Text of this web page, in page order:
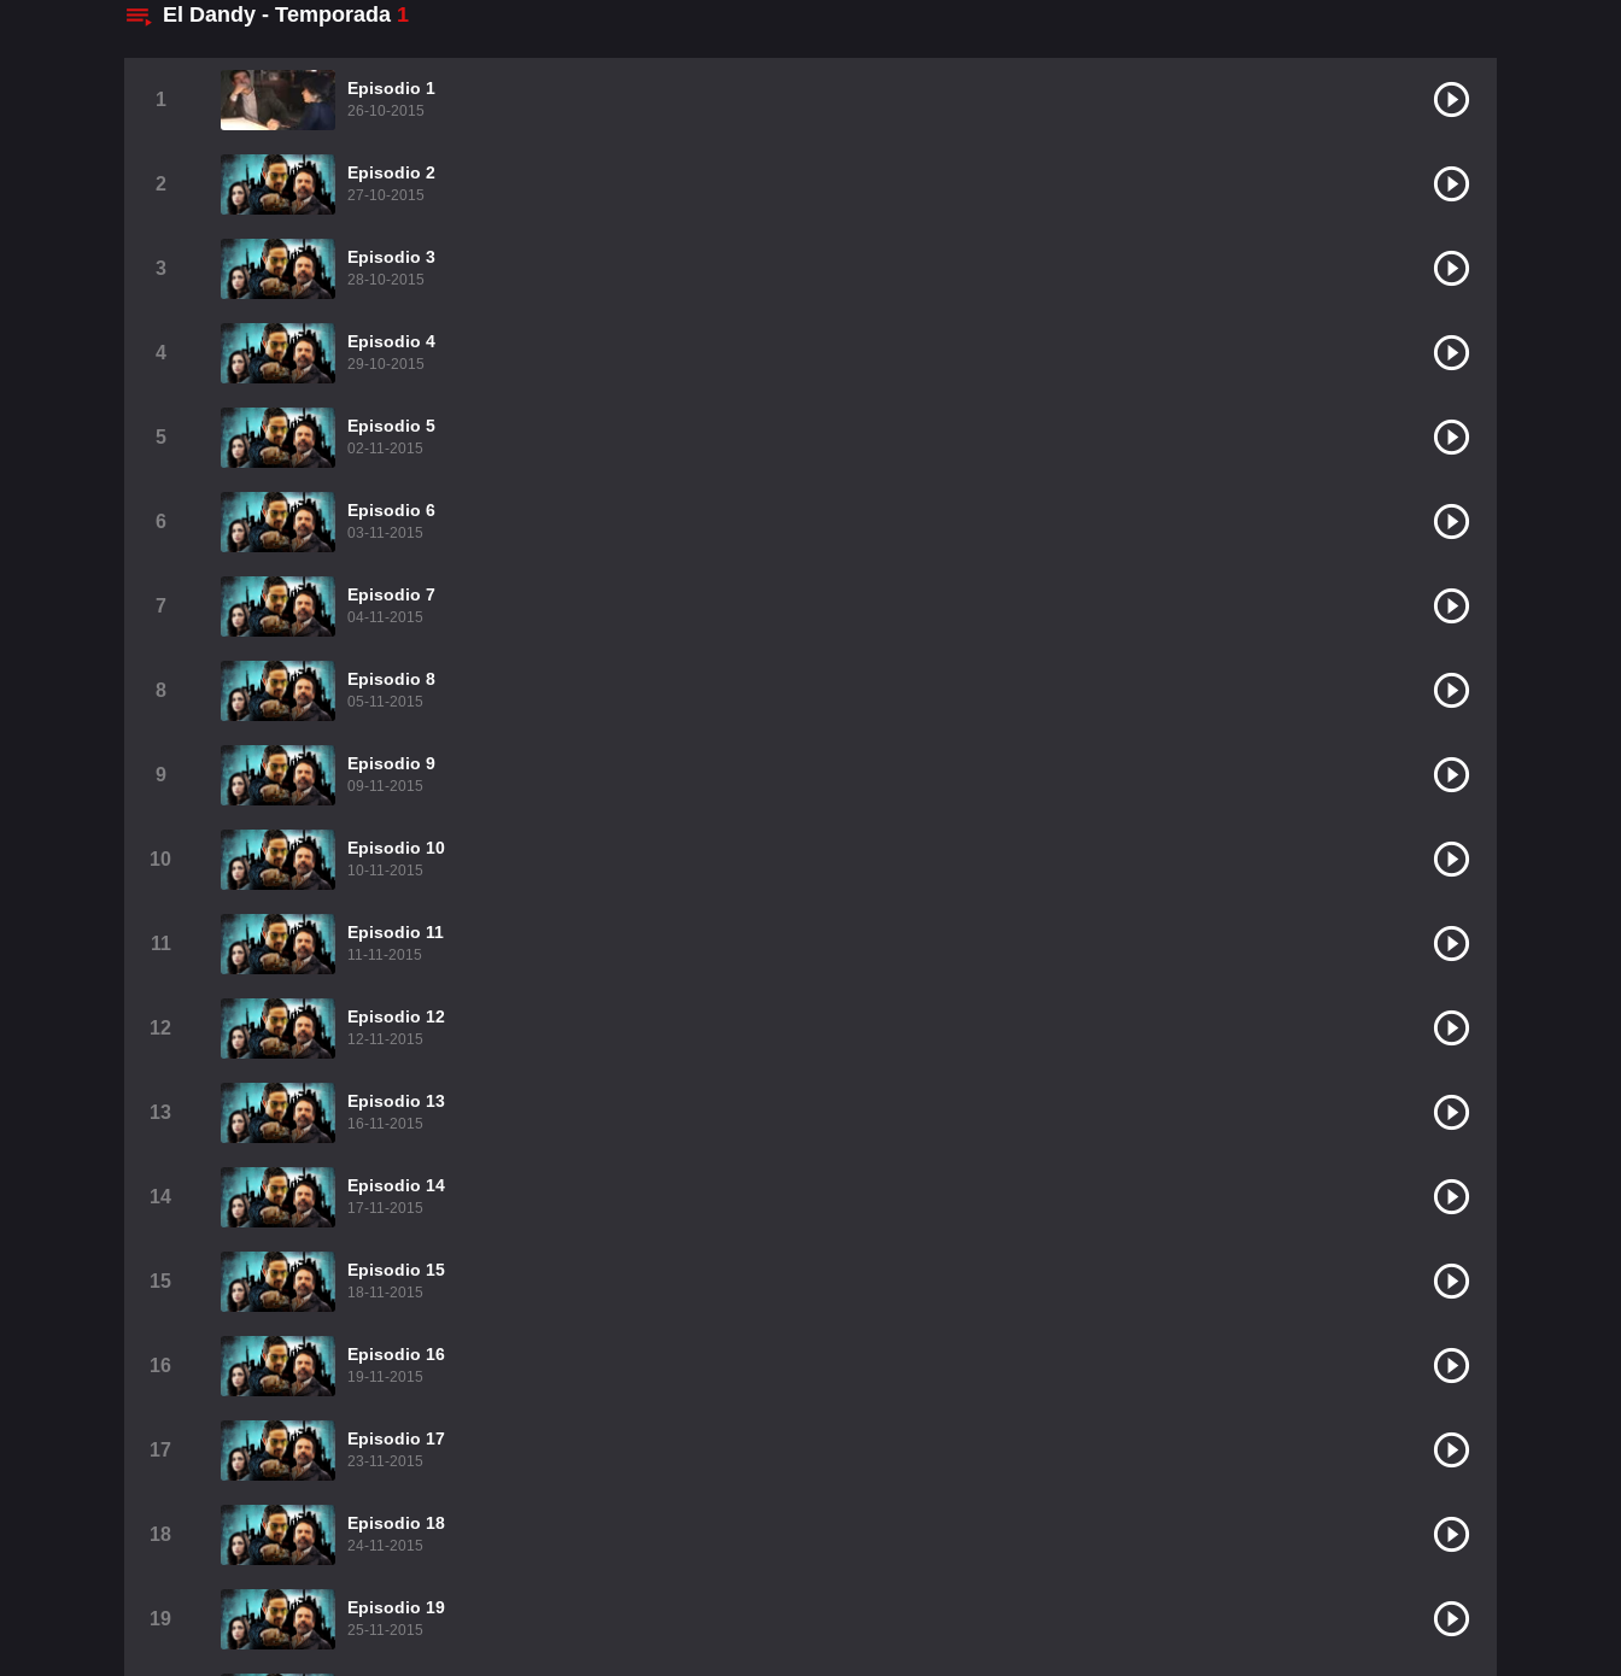
El Dandy - Temporada 1
1
Episodio 1
26-10-2015
2
Episodio 2
27-10-2015
3
Episodio 3
28-10-2015
4
Episodio 4
29-10-2015
5
Episodio 5
02-11-2015
6
Episodio 6
03-11-2015
7
Episodio 7
04-11-2015
8
Episodio 8
05-11-2015
9
Episodio 9
09-11-2015
10
Episodio 10
10-11-2015
11
Episodio 11
11-11-2015
12
Episodio 12
12-11-2015
13
Episodio 13
16-11-2015
14
Episodio 14
17-11-2015
15
Episodio 15
18-11-2015
16
Episodio 16
19-11-2015
17
Episodio 17
23-11-2015
18
Episodio 18
24-11-2015
19
Episodio 19
25-11-2015